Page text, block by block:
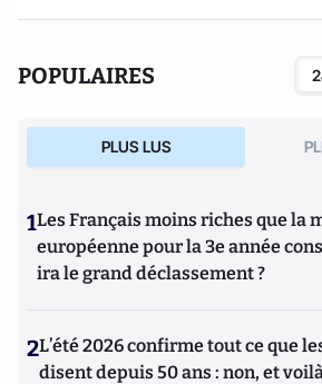
POPULAIRES
PLUS LUS
1Les Français moins riches que la
européenne pour la 3e année
ira le grand déclassement ?
2L’été 2026 confirme tout ce que
disent depuis 50 ans : non, et